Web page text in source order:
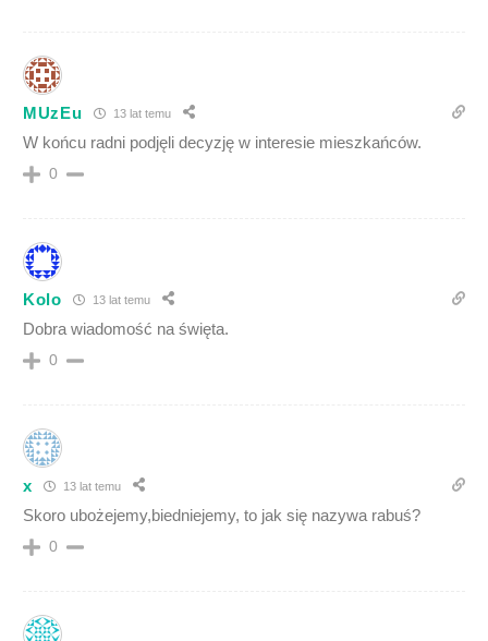
MUzEu 13 lat temu
W końcu radni podjęli decyzję w interesie mieszkańców.
0
Kolo 13 lat temu
Dobra wiadomość na święta.
0
x 13 lat temu
Skoro ubożejemy,biedniejemy, to jak się nazywa rabuś?
0